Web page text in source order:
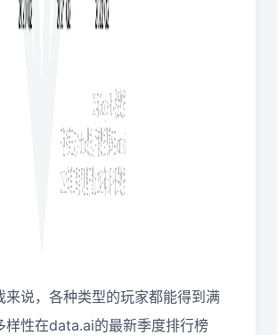
来说，各种类型的玩家都能得到满
样性在data.ai的最新季度排行榜